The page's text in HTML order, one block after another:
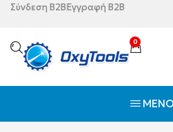
Σύνδεση B2BΕγγραφή B2B
0